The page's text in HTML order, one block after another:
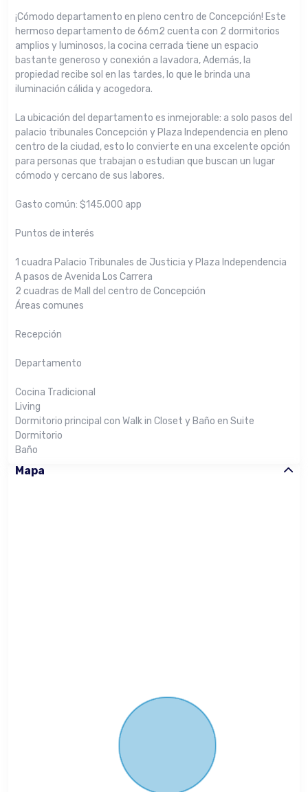
¡Cómodo departamento en pleno centro de Concepción! Este
hermoso departamento de 66m2 cuenta con 2 dormitorios
amplios y luminosos, la cocina cerrada tiene un espacio
bastante generoso y conexión a lavadora, Además, la
propiedad recibe sol en las tardes, lo que le brinda una
iluminación cálida y acogedora.
La ubicación del departamento es inmejorable: a solo pasos del
palacio tribunales Concepción y Plaza Independencia en pleno
centro de la ciudad, esto lo convierte en una excelente opción
para personas que trabajan o estudian que buscan un lugar
cómodo y cercano de sus labores.
Gasto común: $145.000 app
Puntos de interés
1 cuadra Palacio Tribunales de Justicia y Plaza Independencia
A pasos de Avenida Los Carrera
2 cuadras de Mall del centro de Concepción
Áreas comunes
Recepción
Departamento
Cocina Tradicional
Living
Dormitorio principal con Walk in Closet y Baño en Suite
Dormitorio
Baño
Mapa